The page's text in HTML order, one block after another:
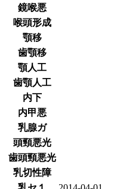
鏡喉悪
喉頭形成
顎移
歯顎移
顎人工
歯顎人工
内下
内甲悪
乳腺ガ
頭頸悪光
歯頭頸悪光
乳切性障